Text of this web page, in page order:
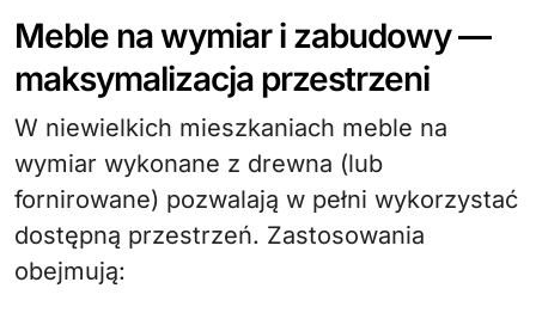
Meble na wymiar i zabudowy —
maksymalizacja przestrzeni
W niewielkich mieszkaniach meble na
wymiar wykonane z drewna (lub
fornirowane) pozwalają w pełni wykorzystać
dostępną przestrzeń. Zastosowania
obejmują: